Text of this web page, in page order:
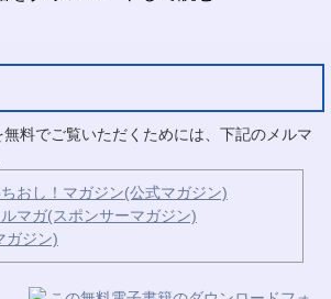
料でご覧いただくためには、下記のメルマ
おし！マガジン(公式マガジン)
マガ(スポンサーマガジン)
ガジン)